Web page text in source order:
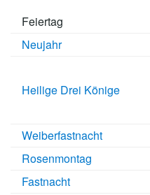
Feiertag
Neujahr
Heilige Drei Könige
Weiberfastnacht
Rosenmontag
Fastnacht